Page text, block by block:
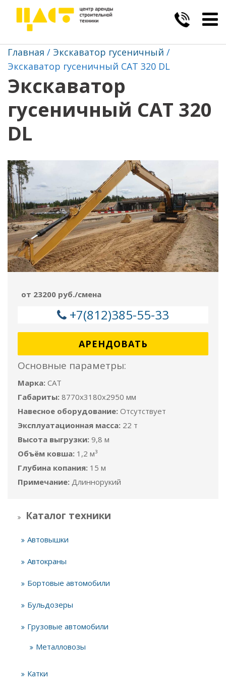
Главная
Экскаватор гусеничный
Экскаватор гусеничный CAT 320 DL
Экскаватор
гусеничный CAT 320
DL
от 23200 руб./смена
+7(812)385-55-33
АРЕНДОВАТЬ
Основные параметры:
Марка: CAT
Габариты: 8770x3180x2950 мм
Навесное оборудование: Отсутствует
Эксплуатационная масса: 22 т
Высота выгрузки: 9,8 м
Объём ковша: 1,2 м³
Глубина копания: 15 м
Примечание: Длиннорукий
Каталог техники
Автовышки
Автокраны
Бортовые автомобили
Бульдозеры
Грузовые автомобили
Металловозы
Катки